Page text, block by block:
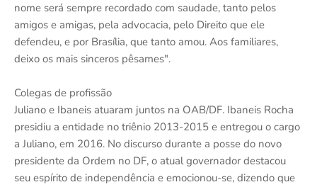
nome será sempre recordado com saudade, tanto pelos
amigos e amigas, pela advocacia, pelo Direito que ele
defendeu, e por Brasília, que tanto amou. Aos familiares,
deixo os mais sinceros pêsames".
Colegas de profissão
Juliano e Ibaneis atuaram juntos na OAB/DF. Ibaneis Rocha
presidiu a entidade no triênio 2013-2015 e entregou o cargo
a Juliano, em 2016. No discurso durante a posse do novo
presidente da Ordem no DF, o atual governador destacou
seu espírito de independência e emocionou-se, dizendo que